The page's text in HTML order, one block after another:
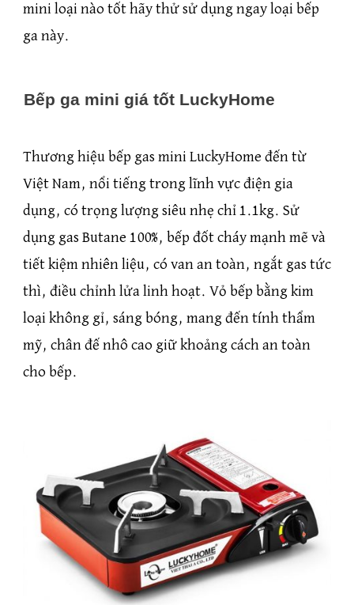
mini loại nào tốt hãy thử sử dụng ngay loại bếp
ga này.
Bếp ga mini giá tốt LuckyHome
Thương hiệu bếp gas mini LuckyHome đến từ
Việt Nam, nổi tiếng trong lĩnh vực điện gia
dụng, có trọng lượng siêu nhẹ chỉ 1.1kg. Sử
dụng gas Butane 100%, bếp đốt cháy mạnh mẽ và
tiết kiệm nhiên liệu, có van an toàn, ngắt gas tức
thì, điều chỉnh lửa linh hoạt. Vỏ bếp bằng kim
loại không gỉ, sáng bóng, mang đến tính thẩm
mỹ, chân đế nhô cao giữ khoảng cách an toàn
cho bếp.